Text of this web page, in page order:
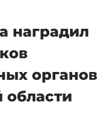
наградил
органов
области